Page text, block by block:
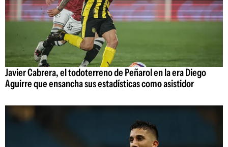
Javier Cabrera, el todoterreno de Peñarol en la era Diego
Aguirre que ensancha sus estadísticas como asistidor